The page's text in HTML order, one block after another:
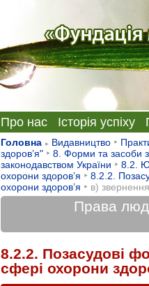
Про нас Історія успіху
Головна Видавництво
здоров’я"
8. Форми та засоби
законодавством України
8.2.
охорони здоров’я
8.2.2.
охорони здоров’я
в)
Права
8.2.2. Позасудові
сфері охорони